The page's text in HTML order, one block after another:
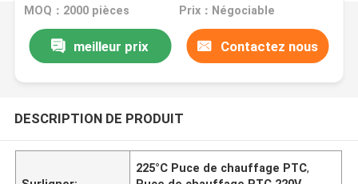
MOQ：2000 pièces Prix：Négociable
meilleur prix Contactez nous
DESCRIPTION DE PRODUIT
225°C Puce de chauffage PTC,